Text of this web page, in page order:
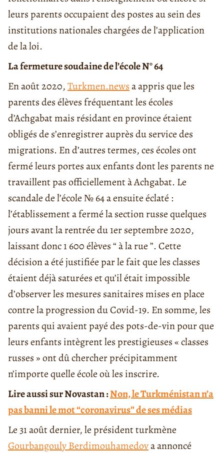
leurs parents occupaient des postes au sein des
institutions nationales chargées de l’application
de la loi.
La fermeture soudaine de l’école N° 64
En août 2020,Turkmen.newsa appris que les
parents des élèves fréquentant les écoles
d’Achgabat mais résidant en province étaient
obligés de s’enregistrer auprès du service des
migrations. En d’autres termes, ces écoles ont
fermé leurs portes aux enfants dont les parents ne
travaillent pas officiellement à Achgabat. Le
scandale de l’école № 64 a ensuite éclaté :
l’établissement a fermé la section russe quelques
jours avant la rentrée du 1er septembre 2020,
laissant donc 1 600 élèves “ à la rue ”. Cette
décision a été justifiée par le fait que les classes
étaient déjà saturées et qu’il était impossible
d’observer les mesures sanitaires mises en place
contre la progression du Covid-19. En somme, les
parents qui avaient payé des pots-de-vin pour que
leurs enfants intègrent les prestigieuses « classes
russes » ont dû chercher précipitamment
n’importe quelle école où les inscrire.
Lire aussi sur Novastan :Non, le Turkménistan n’a
pas banni le mot “coronavirus” de ses médias
Le 31 août dernier, le président turkmène
Gourbangouly Berdimouhamedova annoncé